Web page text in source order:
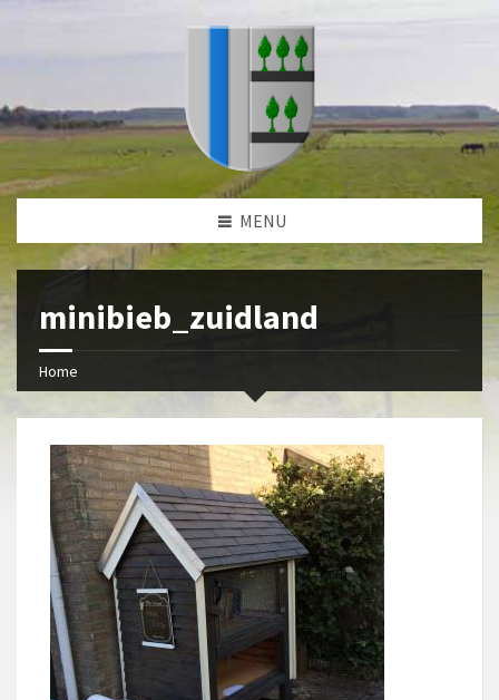
MENU
minibieb_zuidland
Home